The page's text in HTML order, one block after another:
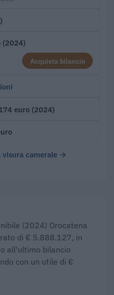
(2024)
Acquista bilancio
euro (2024)
camerale →
(2024) Orocatena
di € 5.888.127, in
all'ultimo bilancio
con un utile di €